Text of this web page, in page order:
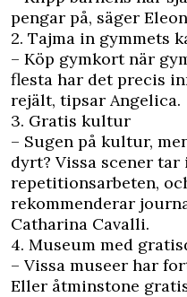
pengar på, säger
2. Tajma in gymmets
– Köp gymkort när
flesta har det precis
rejält, tipsar Angelica.
3. Gratis kultur
– Sugen på kultur,
dyrt? Vissa scener
repetitionsarbeten,
rekommenderar
Catharina Cavalli.
4. Museum med
– Vissa museer har
Eller åtminstone